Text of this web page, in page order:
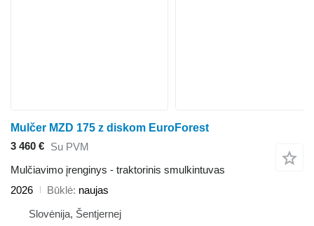
Mulčer MZD 175 z diskom EuroForest
3 460 € Su PVM
Mulčiavimo įrenginys - traktorinis smulkintuvas
2026
Būklė naujas
Slovėnija, Šentjernej